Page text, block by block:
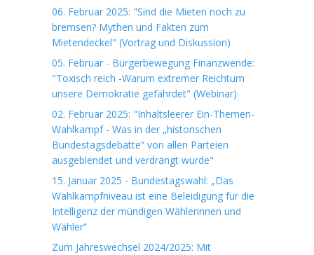
06. Februar 2025: "Sind die Mieten noch zu
bremsen? Mythen und Fakten zum
Mietendeckel" (Vortrag und Diskussion)
05. Februar - Bürgerbewegung Finanzwende:
"Toxisch reich -Warum extremer Reichtum
unsere Demokratie gefährdet" (Webinar)
02. Februar 2025: "Inhaltsleerer Ein-Themen-
Wahlkampf - Was in der „historischen
Bundestagsdebatte“ von allen Parteien
ausgeblendet und verdrängt wurde"
15. Januar 2025 - Bundestagswahl: „Das
Wahlkampfniveau ist eine Beleidigung für die
Intelligenz der mündigen Wählerinnen und
Wähler“
Zum Jahreswechsel 2024/2025: Mit